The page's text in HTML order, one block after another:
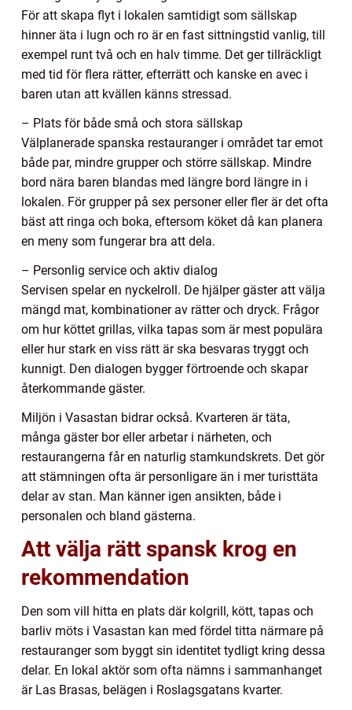
För att skapa flyt i lokalen samtidigt som sällskap
hinner äta i lugn och ro är en fast sittningstid vanlig, till
exempel runt två och en halv timme. Det ger tillräckligt
med tid för flera rätter, efterrätt och kanske en avec i
baren utan att kvällen känns stressad.
– Plats för både små och stora sällskap
Välplanerade spanska restauranger i området tar emot
både par, mindre grupper och större sällskap. Mindre
bord nära baren blandas med längre bord längre in i
lokalen. För grupper på sex personer eller fler är det ofta
bäst att ringa och boka, eftersom köket då kan planera
en meny som fungerar bra att dela.
– Personlig service och aktiv dialog
Servisen spelar en nyckelroll. De hjälper gäster att välja
mängd mat, kombinationer av rätter och dryck. Frågor
om hur köttet grillas, vilka tapas som är mest populära
eller hur stark en viss rätt är ska besvaras tryggt och
kunnigt. Den dialogen bygger förtroende och skapar
återkommande gäster.
Miljön i Vasastan bidrar också. Kvarteren är täta,
många gäster bor eller arbetar i närheten, och
restaurangerna får en naturlig stamkundskrets. Det gör
att stämningen ofta är personligare än i mer turisttäta
delar av stan. Man känner igen ansikten, både i
personalen och bland gästerna.
Att välja rätt spansk krog en
rekommendation
Den som vill hitta en plats där kolgrill, kött, tapas och
barliv möts i Vasastan kan med fördel titta närmare på
restauranger som byggt sin identitet tydligt kring dessa
delar. En lokal aktör som ofta nämns i sammanhanget
är Las Brasas, belägen i Roslagsgatans kvarter.